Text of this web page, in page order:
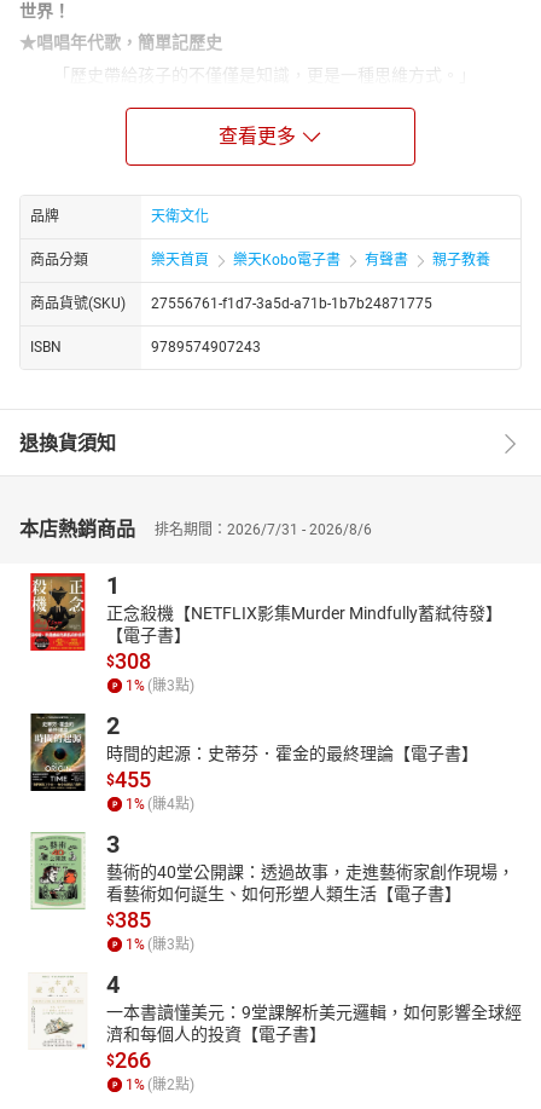
世界！
★唱唱年代歌，簡單記歷史
「歷史帶給孩子的不僅僅是知識，更是一種思維方式。」
《說給兒童的中國歷史》套書共10冊，選出自史前神話到近代，影
響中國歷史的傑出人物及事件，淺白精鍊的文字，讓孩子在學齡前
就開始建立初步的歷史概念。書後特別企畫「互動學習指南」，激
新的能力，在遊戲中輕鬆學歷史！
劉永福率領黑旗軍，抗法抗日終究無力可回天；
少年孫中山聰明絕頂，留學美國勇於發表意見；
袁世凱膽大包天癡心妄想做皇帝，全民齊反抗；
八百壯士誓死守上海，粉碎日本三個月侵華夢；
國共內戰自己人打自己人，造成多少家庭分離；
紅衛兵自校園而來，釀成十年中國文化大浩劫。
我們說到民國，歷史故事回到了現代，民國初建，有人堅守崗
戰爭與混亂籠罩著人民。節選歷史上重要的人物故事，讓我們體會
【本書關鍵字】
清、民國、孫中山、有聲書、歷史故事、中國、歷史、歷史人物、
判斷力、思考力
【本書資料】
有聲書
適讀年齡：4～6歲親子共讀；7歲以上自己聆聽
【本書特色】
1****親子討論促進思考
每一篇故事後，皆附【從古看今】賞析，引導孩子共讀與討
論；藉由閱讀過去，思考現在與未來。
2****語文知識大觀園
除了中國歷史年代歌，故事字裡行間更有大量成語、俗諺、歇
後語和節日習俗等，讓語文知識不知不覺內化進孩子的腦中。
3****小故事，大道理
書中所選的歷史人物遍及各個層面，有帝王、英雄將相、藝術
家、發明家、教育家……使孩子接觸到多元的價值觀，思考環境保
護、忠心、誠信等議題。
查看更多
品牌 天衛文化
商品分類 樂天首頁 樂天Kobo電子書 有聲書 親子教養
商品貨號(SKU) 27556761-f1d7-3a5d-a71b-1b7b24871775
ISBN 9789574907243
退換貨須知
本店熱銷商品 排名期間：2026/7/31 - 2026/8/6
1
正念殺機【NETFLIX影集Murder Mindfully蓄弒待發】
【電子書】
$308
1 % (賺3點)
2
時間的起源：史蒂芬．霍金的最終理論【電子書】
$455
1 % (賺4點)
3
藝術的40堂公開課：透過故事，走進藝術家創作現場，
看藝術如何誕生、如何形塑人類生活【電子書】
$385
1 % (賺3點)
4
一本書讀懂美元：9堂課解析美元邏輯，如何影響全球經
濟和每個人的投資【電子書】
$266
1 % (賺2點)